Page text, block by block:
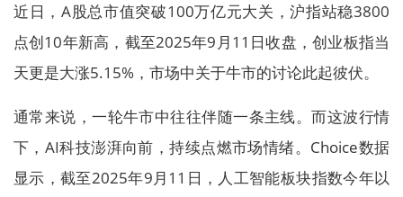
近日，A股总市值突破100万亿元大关，沪指站稳3800
点创10年新高，截至2025年9月11日收盘，创业板指当
天更是大涨5.15%，市场中关于牛市的讨论此起彼伏。
通常来说，一轮牛市中往往伴随一条主线。而这波行情
下，AI科技澎湃向前，持续点燃市场情绪。Choice数据
显示，截至2025年9月11日，人工智能板块指数今年以